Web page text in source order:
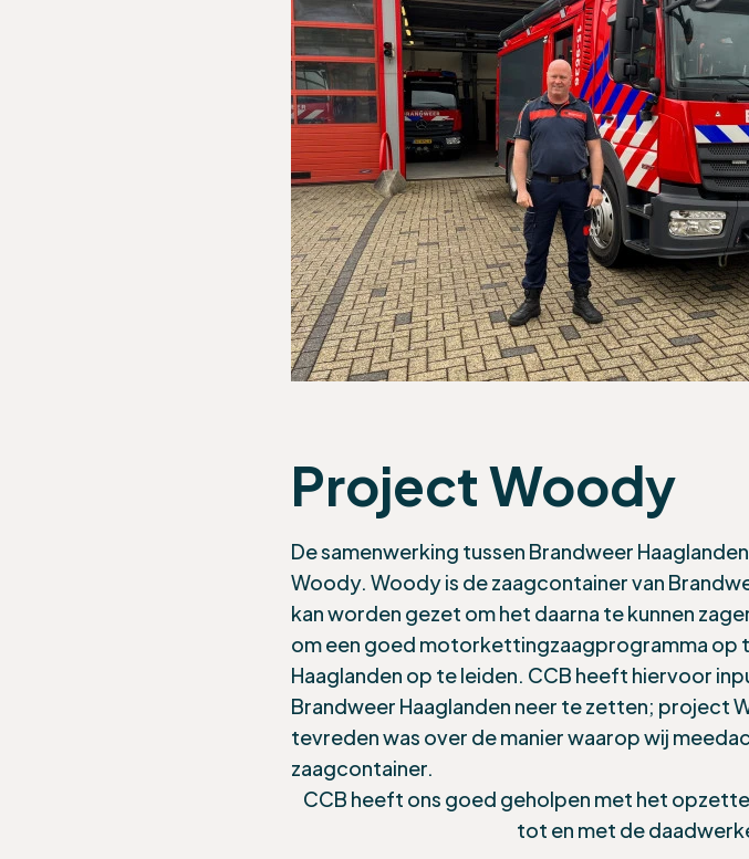
Project Woody
De samenwerking tussen Brandweer
Woody. Woody is de zaagcontainer van
kan worden gezet om het daarna te kunnen
om een goed motorkettingzaagprogramma op
Haaglanden op te leiden. CCB heeft hiervoor
Brandweer Haaglanden neer te zetten; project
tevreden was over de manier waarop wij
zaagcontainer.
CCB heeft ons goed geholpen met het
tot en met de